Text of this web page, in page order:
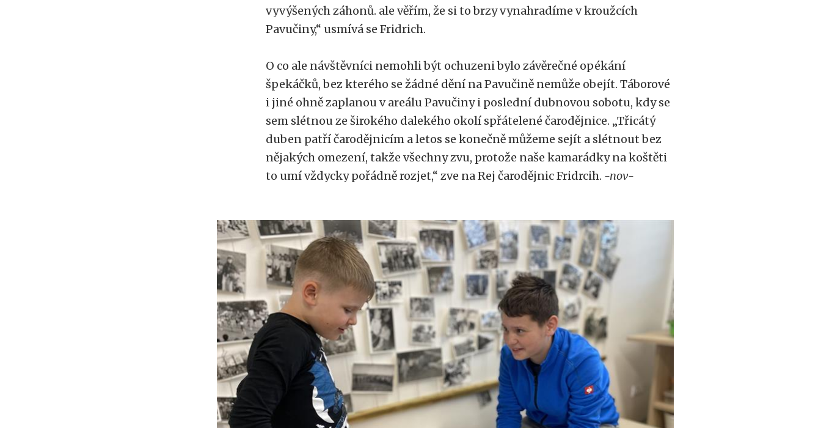
vyvýšených záhonů. ale věřím, že si to brzy vynahradíme v kroužcích
Pavučiny,“ usmívá se Fridrich.
O co ale návštěvníci nemohli být ochuzeni bylo závěrečné opékání
špekáčků, bez kterého se žádné dění na Pavučině nemůže obejít. Táborové
i jiné ohně zaplanou v areálu Pavučiny i poslední dubnovou sobotu, kdy se
sem slétnou ze širokého dalekého okolí spřátelené čarodějnice. „Třicátý
duben patří čarodějnicím a letos se konečně můžeme sejít a slétnout bez
nějakých omezení, takže všechny zvu, protože naše kamarádky na koštěti
to umí vždycky pořádně rozjet,“ zve na Rej čarodějnic Fridrcih. -nov-